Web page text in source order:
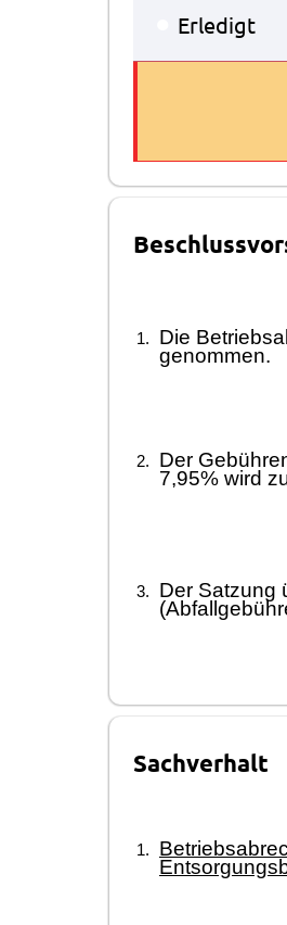
Erledigt
Die
genommen.
Der
7,95% wird
Der Satzung
Sachverhalt